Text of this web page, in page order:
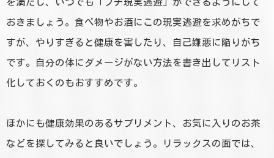
おきましょう。食べ物やお酒にこの現実逃避を求めがちで
すが、やりすぎると健康を害したり、自己嫌悪に陥りがち
です。自分の体にダメージがない方法を書き出してリスト
化しておくのもおすすめです。
ほかにも健康効果のあるサプリメント、お気に入りのお茶
などを探してみると良いでしょう。リラックスの面では、